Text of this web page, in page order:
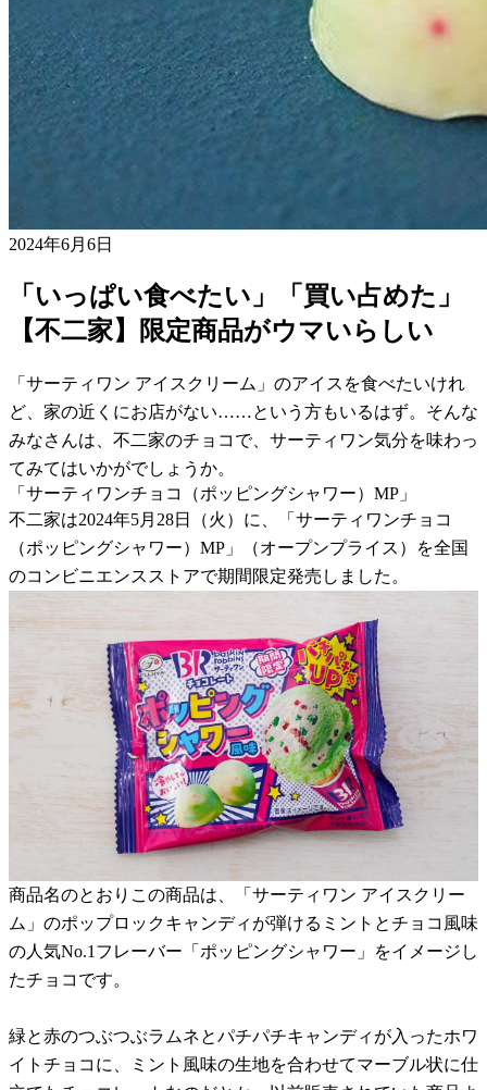
2024年6月6日
「いっぱい食べたい」「買い占めた」
【不二家】限定商品がウマいらしい
「サーティワン アイスクリーム」のアイスを食べたいけれ
ど、家の近くにお店がない……という方もいるはず。そんな
みなさんは、不二家のチョコで、サーティワン気分を味わっ
てみてはいかがでしょうか。
「サーティワンチョコ（ポッピングシャワー）MP」
不二家は2024年5月28日（火）に、「サーティワンチョコ
（ポッピングシャワー）MP」（オープンプライス）を全国
のコンビニエンスストアで期間限定発売しました。
商品名のとおりこの商品は、「サーティワン アイスクリー
ム」のポップロックキャンディが弾けるミントとチョコ風味
の人気No.1フレーバー「ポッピングシャワー」をイメージし
たチョコです。
緑と赤のつぶつぶラムネとパチパチキャンディが入ったホワ
イトチョコに、ミント風味の生地を合わせてマーブル状に仕